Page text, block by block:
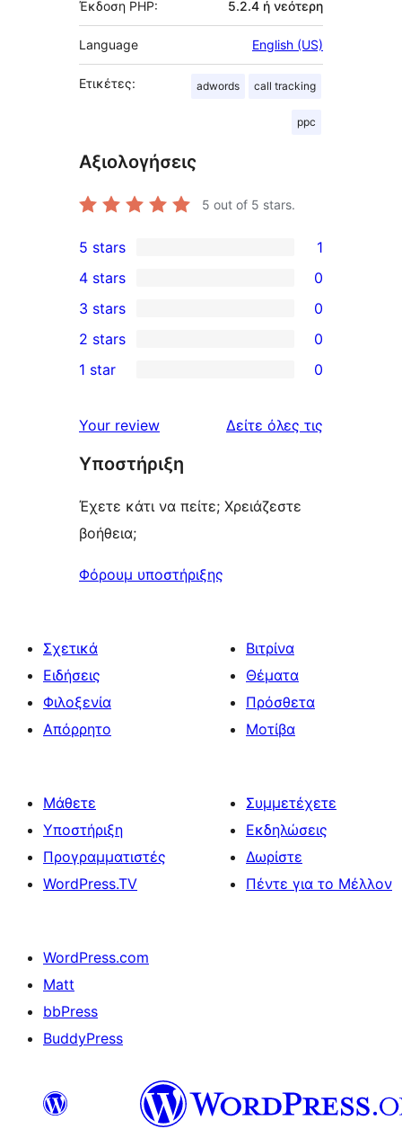
Έκδοση PHP: 5.2.4 ή νεότερη
Language English (US)
Ετικέτες: adwords call tracking
ppc
Αξιολογήσεις
5 out of 5 stars.
1
5-
star
review
5 stars 1
4-
star
reviews
4 stars 0
0
3-
star
3 stars 0
2-
reviews
2 stars 0
star
reviews
1 star 0
Your review Δείτε όλες τις
Υποστήριξη
Έχετε κάτι να πείτε; Χρειάζεστε
βοήθεια;
Φόρουμ υποστήριξης
Σχετικά
Ειδήσεις
Φιλοξενία
Απόρρητο
Βιτρίνα
Θέματα
Πρόσθετα
Μοτίβα
Μάθετε
Υποστήριξη
Προγραμματιστές
WordPress.TV
Συμμετέχετε
Εκδηλώσεις
Δωρίστε
Πέντε για το Μέλλον
WordPress.com
Matt
bbPress
BuddyPress